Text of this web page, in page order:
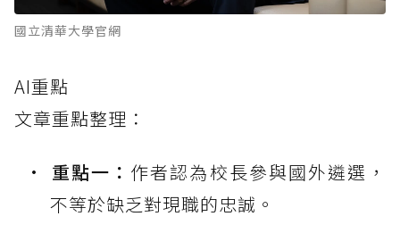
國立清華大學官網
AI重點
文章重點整理：
重點一： 作者認為校長參與國外遴選，
不等於缺乏對現職的忠誠。